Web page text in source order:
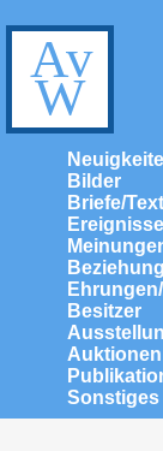
Bilder
Briefe/
Ereignisse
Besitzer
Auktionen
Sonstiges